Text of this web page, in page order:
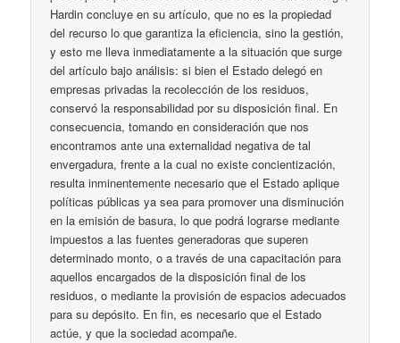
Hardin concluye en su artículo, que no es la propiedad
del recurso lo que garantiza la eficiencia, sino la gestión,
y esto me lleva inmediatamente a la situación que surge
del artículo bajo análisis: si bien el Estado delegó en
empresas privadas la recolección de los residuos,
conservó la responsabilidad por su disposición final. En
consecuencia, tomando en consideración que nos
encontramos ante una externalidad negativa de tal
envergadura, frente a la cual no existe concientización,
resulta inminentemente necesario que el Estado aplique
políticas públicas ya sea para promover una disminución
en la emisión de basura, lo que podrá lograrse mediante
impuestos a las fuentes generadoras que superen
determinado monto, o a través de una capacitación para
aquellos encargados de la disposición final de los
residuos, o mediante la provisión de espacios adecuados
para su depósito. En fin, es necesario que el Estado
actúe, y que la sociedad acompañe.